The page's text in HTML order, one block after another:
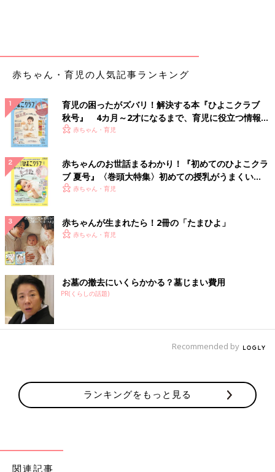
赤ちゃん・育児の人気記事ランキング
育児の困ったがズバリ！解決する本『ひよこクラブ
秋号』 4カ月～2才になるまで、育児に役立つ情報が
いっぱい！
赤ちゃん・育児
赤ちゃんのお世話まるわかり！『初めてのひよこクラ
ブ 夏号』〈巻頭大特集〉初めての授乳がうまくい
く！ おっぱい・ミルクの基本と夏のトラブル 解決テ
赤ちゃん・育児
赤ちゃんが生まれたら！2冊の「たまひよ」
赤ちゃん・育児
お墓の撤去にいくらかかる？墓じまい費用
PR(くらしの話題)
Recommended by
ランキングをもっと見る
関連記事